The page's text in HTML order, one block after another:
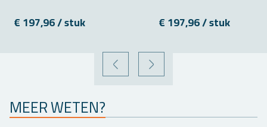
€ 197,96 / stuk € 197,96 / stuk
VORIGE VOLGENDE
MEER WETEN?